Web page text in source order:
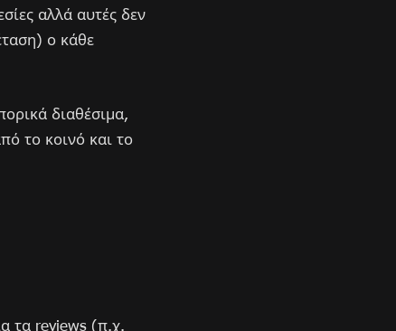
αλλά αυτές δεν
ο κάθε
διαθέσιμα,
το κοινό και το
τα reviews (π.χ.